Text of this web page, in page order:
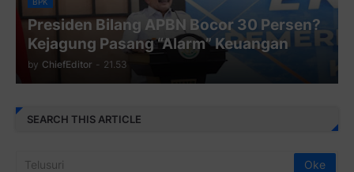
Presiden Bilang APBN Bocor 30 Persen?
Kejagung Pasang “Alarm” Keuangan
by ChiefEditor - 21.53
SEARCH THIS ARTICLE